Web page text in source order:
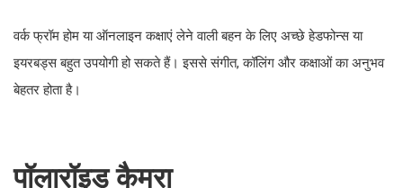
वर्क फ्रॉम होम या ऑनलाइन कक्षाएं लेने वाली बहन के लिए अच्छे हेडफोन्स या
इयरबड्स बहुत उपयोगी हो सकते हैं। इससे संगीत, कॉलिंग और कक्षाओं का अनुभव
बेहतर होता है।
पॉलारॉइड कैमरा